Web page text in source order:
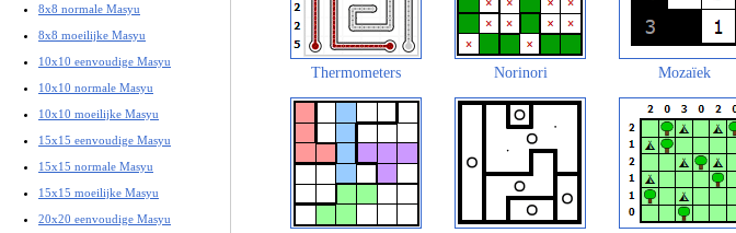
8x8 normale Masyu
8x8 moeilijke Masyu
10x10 eenvoudige Masyu
10x10 normale Masyu
10x10 moeilijke Masyu
15x15 eenvoudige Masyu
15x15 normale Masyu
15x15 moeilijke Masyu
20x20 eenvoudige Masyu
Thermometers Norinori Mozaïek